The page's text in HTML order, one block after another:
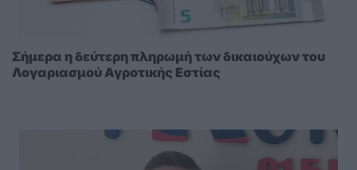
Σήμερα η δεύτερη πληρωμή των δικαιούχων του
Λογαριασμού Αγροτικής Εστίας